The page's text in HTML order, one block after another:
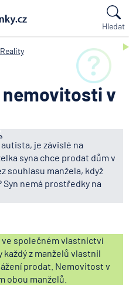
Hledat
Reality
v
je závislé na
syna chce prodat dům v
souhlasu manžela, když
nemá prostředky na
ve společném vlastnictví
každý z manželů vlastnil
prodat. Nemovitost v
obou manželů.